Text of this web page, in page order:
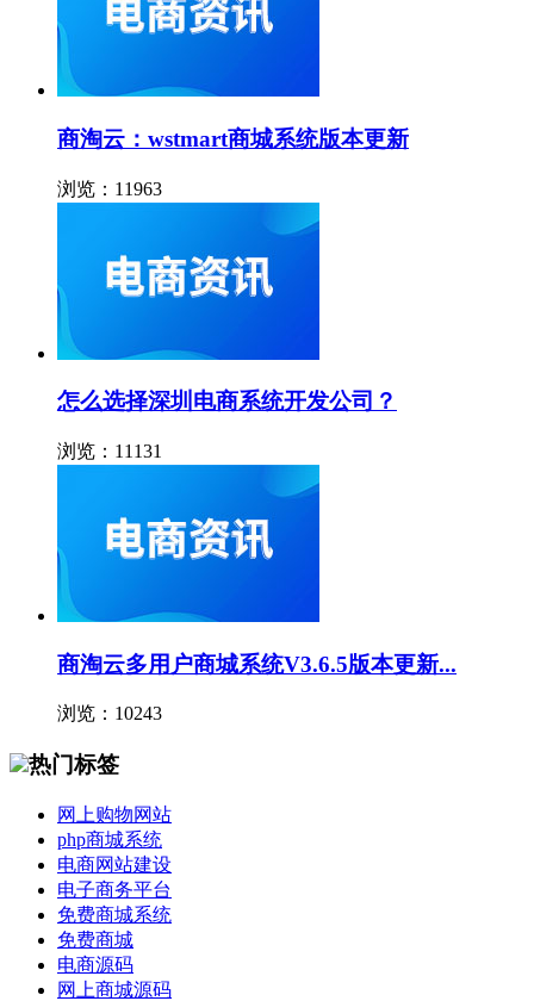
商淘云：wstmart商城系统版本更新
浏览：11963
怎么选择深圳电商系统开发公司？
浏览：11131
商淘云多用户商城系统V3.6.5版本更新...
浏览：10243
热门标签
网上购物网站
php商城系统
电商网站建设
电子商务平台
免费商城系统
免费商城
电商源码
网上商城源码